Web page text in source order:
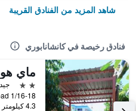
شاهد المزيد من الفنادق القريبة
فنادق رخيصة في كانشانابوري
2 نجمتين
جيد 7.7
4.3 كيلومتر عن وسط المدينة